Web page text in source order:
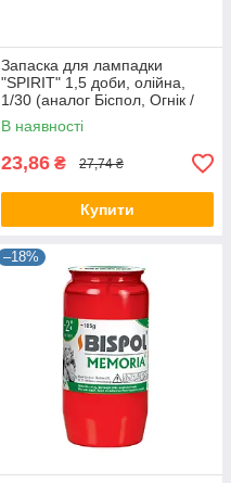
Запаска для лампадки
"SPIRIT" 1,5 доби, олійна,
1/30 (аналог Біспол, Огнік /
Bispol, Ognik)
В наявності
23,86 ₴ 27,74 ₴
Купити
–18%